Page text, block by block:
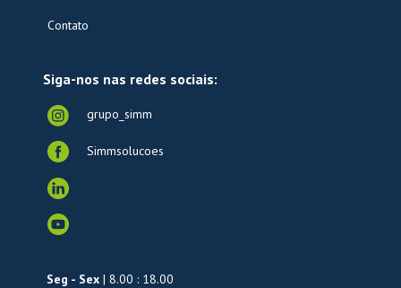
Contato
Siga-nos nas redes sociais:
grupo_simm
Simmsolucoes
Seg - Sex | 8.00 : 18.00